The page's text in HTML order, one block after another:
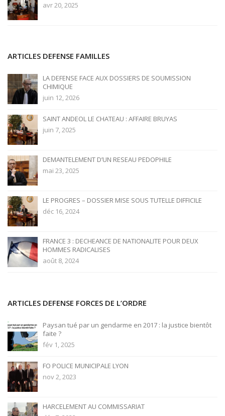
avr 20, 2025
ARTICLES DEFENSE FAMILLES
LA DEFENSE FACE AUX DOSSIERS DE SOUMISSION
CHIMIQUE
juin 12, 2026
SAINT ANDEOL LE CHATEAU : AFFAIRE BRUYAS
juin 7, 2025
DEMANTELEMENT D’UN RESEAU PEDOPHILE
mai 23, 2025
LE PROGRES – DOSSIER MISE SOUS TUTELLE DIFFICILE
déc 16, 2024
FRANCE 3 : DECHEANCE DE NATIONALITE POUR DEUX
HOMMES RADICALISES
août 8, 2024
ARTICLES DEFENSE FORCES DE L’ORDRE
Paysan tué par un gendarme en 2017 : la justice bientôt
faite ?
fév 1, 2025
FO POLICE MUNICIPALE LYON
nov 2, 2023
HARCELEMENT AU COMMISSARIAT